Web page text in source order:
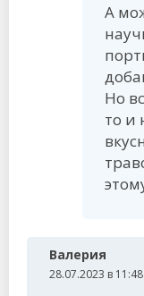
А
Но
то и
Валерия
28.07.2023 в 11:48